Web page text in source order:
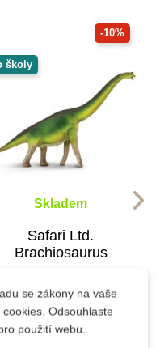
-10%
školy
Skladem
Safari Ltd.
Brachiosaurus
449 Kč499 Kč
se zákony na vaše
Odsouhlaste
použití webu.